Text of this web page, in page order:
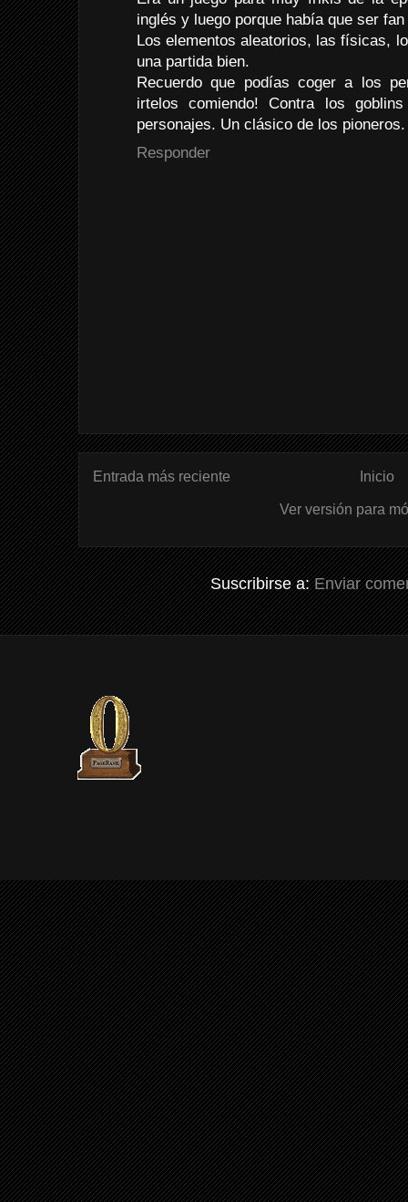
inglés y luego porque había que ser
Los elementos aleatorios, las físicas,
una partida bien.
Recuerdo que podías coger a los
irtelos comiendo! Contra los
personajes. Un clásico de los pioneros.
Responder
Entrada más reciente Inicio
Ver versión para
Suscribirse a:Enviar